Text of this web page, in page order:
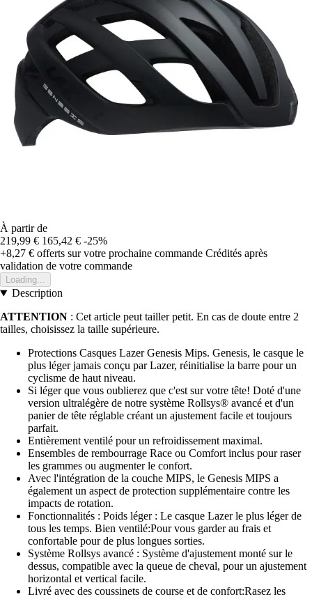
À partir de
219,99 € 165,42 € -25%
+8,27 € offerts sur votre prochaine commande Crédités après
validation de votre commande
Loading...
Description
ATTENTION : Cet article peut tailler petit. En cas de doute entre 2
tailles, choisissez la taille supérieure.
Protections Casques Lazer Genesis Mips. Genesis, le casque le
plus léger jamais conçu par Lazer, réinitialise la barre pour un
cyclisme de haut niveau.
Si léger que vous oublierez que c'est sur votre tête! Doté d'une
version ultralégère de notre système Rollsys® avancé et d'un
panier de tête réglable créant un ajustement facile et toujours
parfait.
Entièrement ventilé pour un refroidissement maximal.
Ensembles de rembourrage Race ou Comfort inclus pour raser
les grammes ou augmenter le confort.
Avec l'intégration de la couche MIPS, le Genesis MIPS a
également un aspect de protection supplémentaire contre les
impacts de rotation.
Fonctionnalités : Poids léger : Le casque Lazer le plus léger de
tous les temps. Bien ventilé:Pour vous garder au frais et
confortable pour de plus longues sorties.
Système Rollsys avancé : Système d'ajustement monté sur le
dessus, compatible avec la queue de cheval, pour un ajustement
horizontal et vertical facile.
Livré avec des coussinets de course et de confort:Rasez les